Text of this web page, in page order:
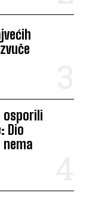
osporili
Dio